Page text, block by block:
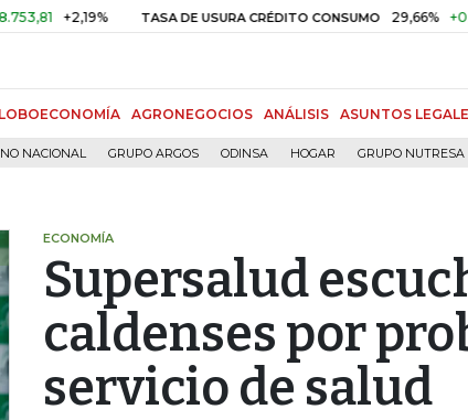
+2,19% TASA DE USURA CRÉDITO CONSUMO 29,66% +0,87%
AGRONEGOCIOS ANÁLISIS ASUNTOS
NACIONAL GRUPO ARGOS ODINSA HOGAR GRUPO NUTRESA
ECONOMÍA
Supersalud
caldenses por
servicio de salud